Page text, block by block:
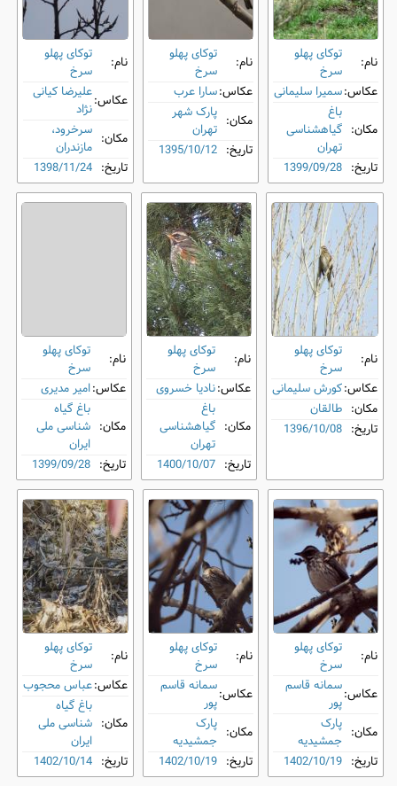
نام:
توکای پهلو
سرخ
عکاس:سمیرا سلیمانی
مکان:
باغ
گیاهشناسی
تهران
تاریخ: 1399/09/28
نام:
توکای پهلو
سرخ
عکاس:سارا عرب
مکان: پارک شهر
تهران
تاریخ: 1395/10/12
نام:
توکای پهلو
سرخ
عکاس:علیرضا کیانی
نژاد
مکان: سرخرود،
مازندران
تاریخ: 1398/11/24
نام:
توکای پهلو
سرخ
عکاس:کورش سلیمانی
مکان: طالقان
تاریخ: 1396/10/08
نام:
توکای پهلو
سرخ
عکاس:نادیا خسروی
مکان:
باغ
گیاهشناسی
تهران
تاریخ: 1400/10/07
نام:
توکای پهلو
سرخ
عکاس:امیر مدیری
مکان:
باغ گیاه
شناسی ملی
ایران
تاریخ: 1399/09/28
نام:
توکای پهلو
سرخ
عکاس:سمانه قاسم‌
پور
مکان: پارک
جمشیدیه
تاریخ: 1402/10/19
نام:
توکای پهلو
سرخ
عکاس:سمانه قاسم‌
پور
مکان: پارک
جمشیدیه
تاریخ: 1402/10/19
نام:
توکای پهلو
سرخ
عکاس:عباس محجوب
مکان:
باغ گیاه
شناسی ملی
ایران
تاریخ: 1402/10/14